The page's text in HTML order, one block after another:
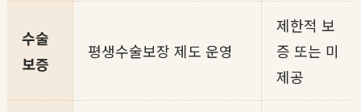
수술
보증
평생수술보장 제도 운영
제한적 보
증 또는 미
제공